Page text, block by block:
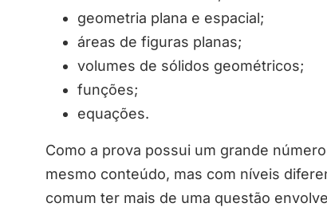
geometria plana e espacial;
áreas de figuras planas;
volumes de sólidos geométricos;
funções;
equações.
Como a prova possui um grande
mesmo conteúdo, mas com níveis
comum ter mais de uma questão